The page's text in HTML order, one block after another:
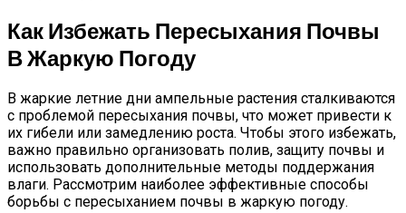
Как Избежать Пересыхания Почвы
В Жаркую Погоду
В жаркие летние дни ампельные растения сталкиваются
с проблемой пересыхания почвы, что может привести к
их гибели или замедлению роста. Чтобы этого избежать,
важно правильно организовать полив, защиту почвы и
использовать дополнительные методы поддержания
влаги. Рассмотрим наиболее эффективные способы
борьбы с пересыханием почвы в жаркую погоду.